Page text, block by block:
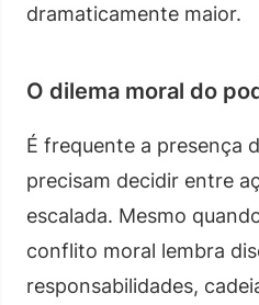
dramaticamente maior.
O dilema moral do
É frequente a presença
precisam decidir entre
escalada. Mesmo
conflito moral lembra
responsabilidades,